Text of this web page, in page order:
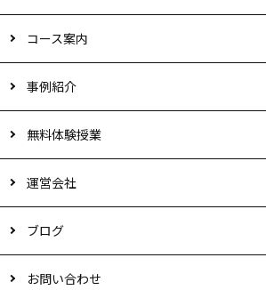
コース案内
事例紹介
無料体験授業
運営会社
ブログ
お問い合わせ